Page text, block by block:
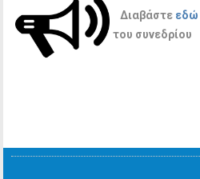
Διαβάστε εδώ
του συνεδρίου